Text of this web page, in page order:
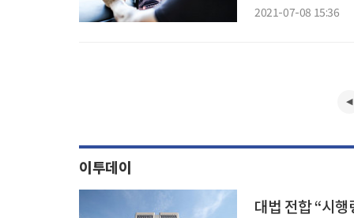
2021-07-08 15:36
이투데이
대법 전합 “시